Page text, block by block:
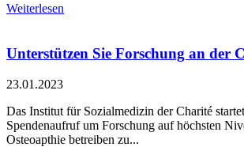
Weiterlesen
Unterstützen Sie Forschung an der
23.01.2023
Das Institut für Sozialmedizin der Charité
Spendenaufruf um Forschung auf höchsten
Osteoapthie betreiben zu...